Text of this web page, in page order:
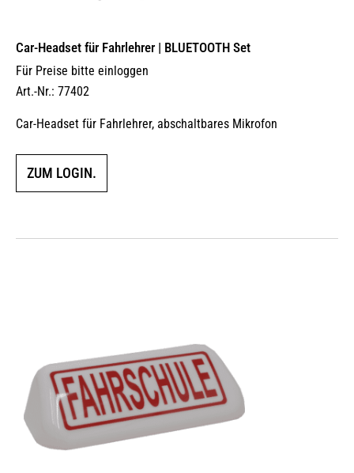
Car-Headset für Fahrlehrer | BLUETOOTH Set
Für Preise bitte einloggen
Art.-Nr.: 77402
Car-Headset für Fahrlehrer, abschaltbares Mikrofon
ZUM LOGIN.